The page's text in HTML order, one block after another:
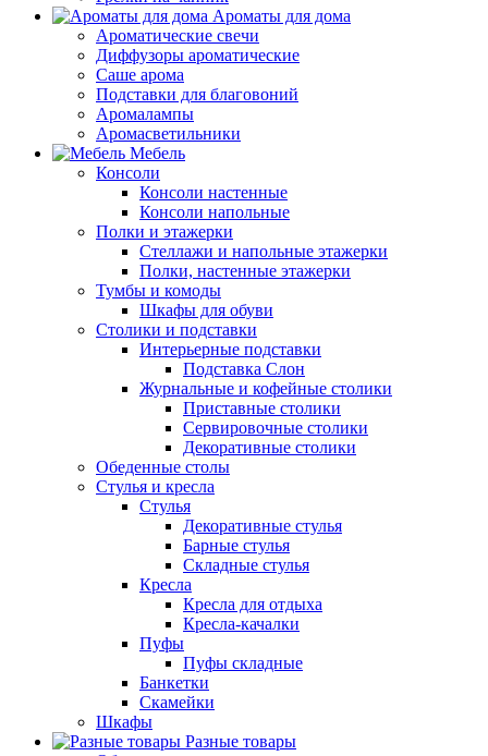
Ароматы для дома
Ароматические свечи
Диффузоры ароматические
Саше арома
Подставки для благовоний
Аромалампы
Аромасветильники
Мебель
Консоли
Консоли настенные
Консоли напольные
Полки и этажерки
Стеллажи и напольные этажерки
Полки, настенные этажерки
Тумбы и комоды
Шкафы для обуви
Столики и подставки
Интерьерные подставки
Подставка Слон
Журнальные и кофейные столики
Приставные столики
Сервировочные столики
Декоративные столики
Обеденные столы
Стулья и кресла
Стулья
Декоративные стулья
Барные стулья
Складные стулья
Кресла
Кресла для отдыха
Кресла-качалки
Пуфы
Пуфы складные
Банкетки
Скамейки
Шкафы
Разные товары